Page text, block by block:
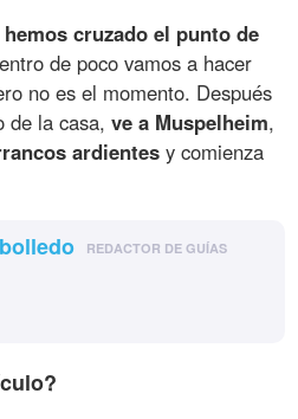
cruzado el punto de
de poco vamos a hacer
no es el momento. Después
de la casa,ve a Muspelheim,
ardientes y comienza
REDACTOR DE GUÍAS